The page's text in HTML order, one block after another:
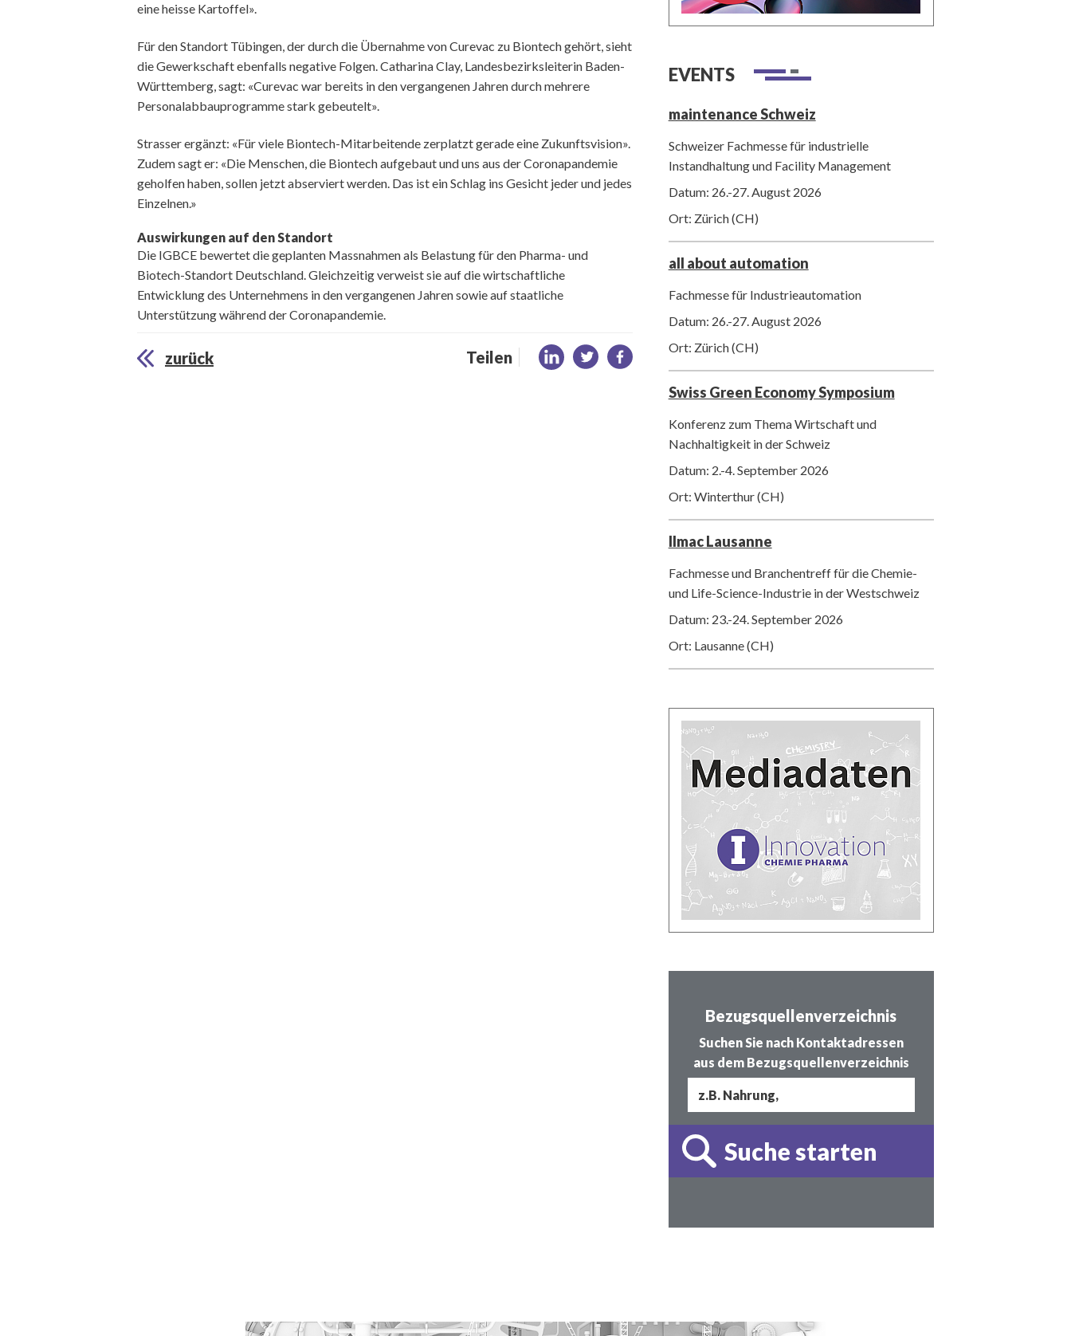
eine heisse Kartoffel».
Für den Standort Tübingen, der durch die Übernahme von Curevac zu Biontech gehört, sieht
die Gewerkschaft ebenfalls negative Folgen. Catharina Clay, Landesbezirksleiterin Baden-
Württemberg, sagt: «Curevac war bereits in den vergangenen Jahren durch mehrere
Personalabbauprogramme stark gebeutelt».
Strasser ergänzt: «Für viele Biontech-Mitarbeitende zerplatzt gerade eine Zukunftsvision».
Zudem sagt er: «Die Menschen, die Biontech aufgebaut und uns aus der Coronapandemie
geholfen haben, sollen jetzt abserviert werden. Das ist ein Schlag ins Gesicht jeder und jedes
Einzelnen.»
Auswirkungen auf den Standort
Die IGBCE bewertet die geplanten Massnahmen als Belastung für den Pharma- und
Biotech-Standort Deutschland. Gleichzeitig verweist sie auf die wirtschaftliche
Entwicklung des Unternehmens in den vergangenen Jahren sowie auf staatliche
Unterstützung während der Coronapandemie.
zurück Teilen
EVENTS
maintenance Schweiz
Schweizer Fachmesse für industrielle
Instandhaltung und Facility Management
Datum: 26.-27. August 2026
Ort: Zürich (CH)
all about automation
Fachmesse für Industrieautomation
Datum: 26.-27. August 2026
Ort: Zürich (CH)
Swiss Green Economy Symposium
Konferenz zum Thema Wirtschaft und
Nachhaltigkeit in der Schweiz
Datum: 2.-4. September 2026
Ort: Winterthur (CH)
Ilmac Lausanne
Fachmesse und Branchentreff für die Chemie-
und Life-Science-Industrie in der Westschweiz
Datum: 23.-24. September 2026
Ort: Lausanne (CH)
Bezugsquellenverzeichnis
Suchen Sie nach Kontaktadressen
aus dem Bezugsquellenverzeichnis